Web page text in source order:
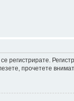
регистрирате.
прочетете